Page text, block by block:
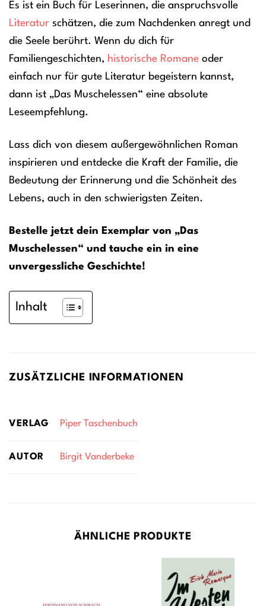
Es ist ein Buch für Leserinnen, die anspruchsvolle
Literatur schätzen, die zum Nachdenken anregt und
die Seele berührt. Wenn du dich für
Familiengeschichten, historische Romane oder
einfach nur für gute Literatur begeistern kannst,
dann ist „Das Muschelessen“ eine absolute
Leseempfehlung.
Lass dich von diesem außergewöhnlichen Roman
inspirieren und entdecke die Kraft der Familie, die
Bedeutung der Erinnerung und die Schönheit des
Lebens, auch in den schwierigsten Zeiten.
Bestelle jetzt dein Exemplar von „Das
Muschelessen“ und tauche ein in eine
unvergessliche Geschichte!
Inhalt
ZUSÄTZLICHE INFORMATIONEN
VERLAG Piper Taschenbuch
AUTOR Birgit Vanderbeke
ÄHNLICHE PRODUKTE